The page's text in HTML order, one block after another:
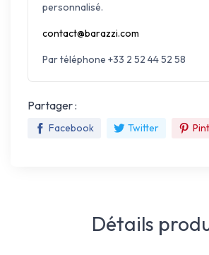
personnalisé.
contact@barazzi.com
Par téléphone +33 2 52 44 52 58
Partager :
Facebook Twitter
Détails